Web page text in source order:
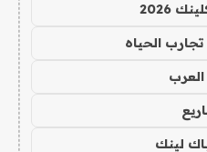
2026
تجارب الحياه
العرب
لينك